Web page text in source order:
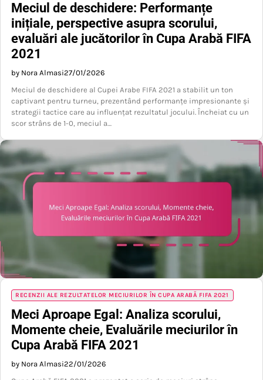
Meciul de deschidere: Performanțe
inițiale, perspective asupra scorului,
evaluări ale jucătorilor în Cupa Arabă FIFA
2021
by Nora Almasi27/01/2026
Meciul de deschidere al Cupei Arabe FIFA 2021 a stabilit un ton
captivant pentru turneu, prezentând performanțe impresionante și
strategii tactice care au influențat rezultatul jocului. Încheiat cu un
scor strâns de 1-0, meciul a…
RECENZII ALE REZULTATELOR MECIURILOR ÎN CUPA ARABĂ FIFA 2021
Meci Aproape Egal: Analiza scorului,
Momente cheie, Evaluările meciurilor în
Cupa Arabă FIFA 2021
by Nora Almasi22/01/2026